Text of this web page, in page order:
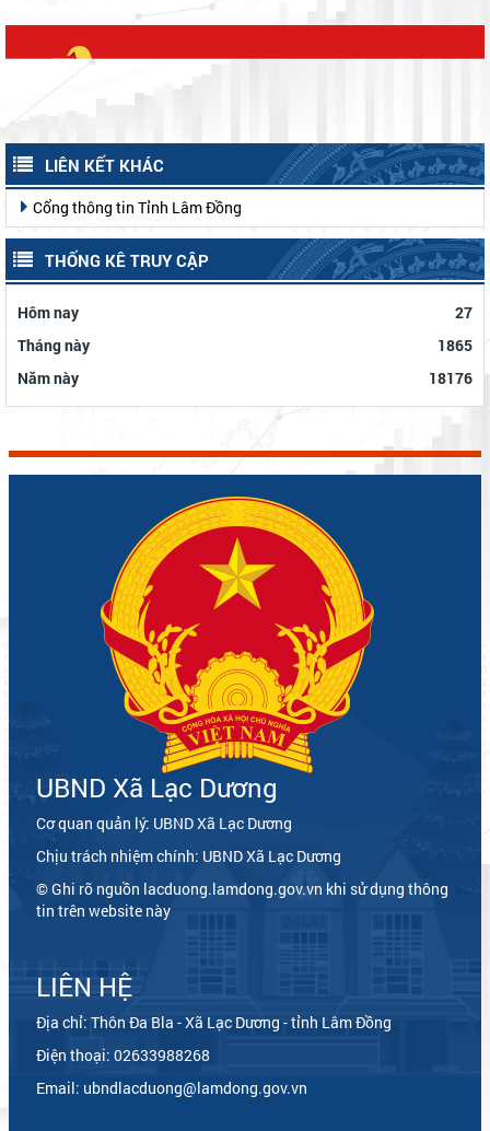
LIÊN KẾT KHÁC
Cổng thông tin Tỉnh Lâm Đồng
THỐNG KÊ TRUY CẬP
Hôm nay
27
Tháng này
1865
Năm này
18176
UBND Xã Lạc Dương
Cơ quan quản lý: UBND Xã Lạc Dương
Chịu trách nhiệm chính: UBND Xã Lạc Dương
© Ghi rõ nguồn lacduong.lamdong.gov.vn khi sử dụng thông
tin trên website này
LIÊN HỆ
Địa chỉ: Thôn Đa Bla - Xã Lạc Dương - tỉnh Lâm Đồng
Điện thoại: 02633988268
Email: ubndlacduong@lamdong.gov.vn